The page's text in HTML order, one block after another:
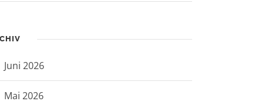
Juni 2026
Mai 2026